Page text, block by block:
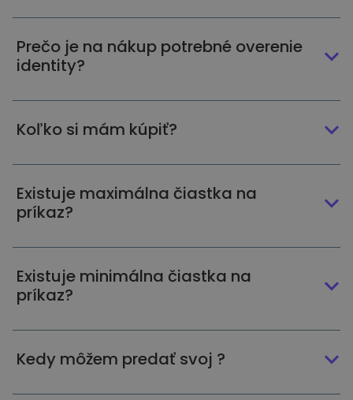
Prečo je na nákup potrebné overenie
identity?
Koľko si mám kúpiť?
Existuje maximálna čiastka na
príkaz?
Existuje minimálna čiastka na
príkaz?
Kedy môžem predať svoj ?